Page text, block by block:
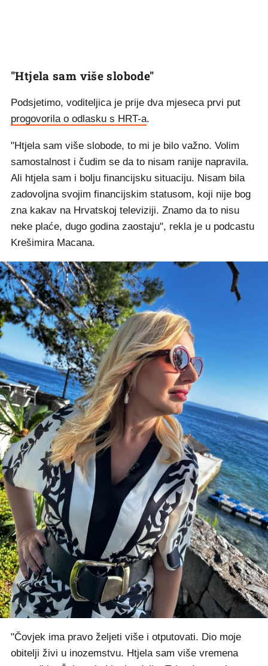
"Htjela sam više slobode"
Podsjetimo, voditeljica je prije dva mjeseca prvi put
progovorila o odlasku s HRT-a.
"Htjela sam više slobode, to mi je bilo važno. Volim
samostalnost i čudim se da to nisam ranije napravila.
Ali htjela sam i bolju financijsku situaciju. Nisam bila
zadovoljna svojim financijskim statusom, koji nije bog
zna kakav na Hrvatskoj televiziji. Znamo da to nisu
neke plaće, dugo godina zaostaju", rekla je u podcastu
Krešimira Macana.
"Čovjek ima pravo željeti više i otputovati. Dio moje
obitelji živi u inozemstvu. Htjela sam više vremena